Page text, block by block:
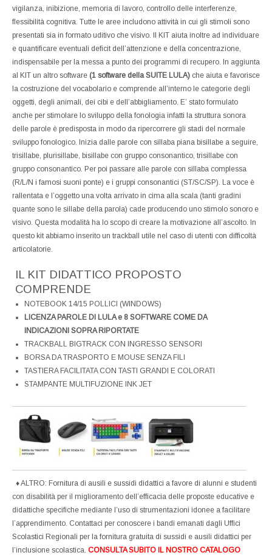
vigilanza, inibizione, memoria di lavoro, controllo delle interferenze,
flessibilità cognitiva. Tutte le aree includono attività in cui gli stimoli sono
presentati sia in formato uditivo che visivo. Il KIT aiuta inoltre ad individuare
e quantificare eventuali deficit dell’attenzione e della concentrazione,
indispensabile per la messa a punto dei programmi di recupero. In aggiunta
al KIT un altro software (1 software della SUITE LULA) che aiuta e favorisce
la costruzione del vocabolario e comprende all’interno le categorie degli
oggetti, degli animali, dei cibi e dell’abbigliamento. E’ stato formulato
anche per stimolare lo sviluppo della fonologia infatti la struttura sonora
delle parole è predisposta in modo da ripercorrere gli stadi del normale
sviluppo fonologico. Inizia dalle parole con sillaba piana bisillabe a seguire,
trisillabe, plurisillabe, bisillabe con gruppo consonantico, trisillabe con
gruppo consonantico. Per poi passare alle parole con sillaba complessa
(R/L/N i famosi suoni ponte) e i gruppi consonantici (ST/SC/SP). La voce è
rallentata e l’oggetto una volta arrivato in cima alla scala (tanti gradini
quante sono le sillabe della parola) cade producendo uno stimolo sonoro e
visivo. Questa modalità ha lo scopo di creare la motivazione all’ascolto. In
questo kit abbiamo inserito un trackball utile nel caso di utenti con difficoltà
articolatorie.
IL KIT DIDATTICO PROPOSTO
COMPRENDE
NOTEBOOK 14/15 POLLICI (WINDOWS)
LICENZA PAROLE DI LULA e 8 SOFTWARE COME DA
INDICAZIONI SOPRA RIPORTATE
TRACKBALL BIGTRACK CON INGRESSO SENSORI
BORSA DA TRASPORTO E MOUSE SENZA FILI
TASTIERA FACILITATA CON TASTI GRANDI E COLORATI
STAMPANTE MULTIFUZIONE INK JET
♦ ALTRO: Fornitura di ausili e sussidi didattici a favore di alunni e studenti
con disabilità per il miglioramento dell’efficacia delle proposte educative e
didattiche specifiche mediante l’uso di strumentazioni idonee a facilitare
l’apprendimento. Contattaci per conoscere i bandi emanati dagli Uffici
Scolastici Regionali per la fornitura gratuita di sussidi e ausili didattici per
l’inclusione scolastica. CONSULTA SUBITO IL NOSTRO CATALOGO